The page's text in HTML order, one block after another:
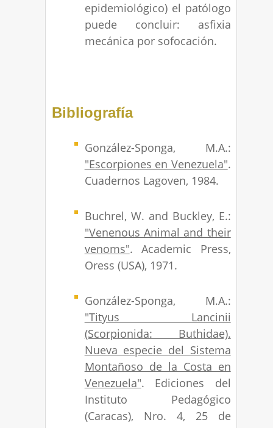
epidemiológico) el patólogo
puede concluir: asfixia
mecánica por sofocación.
Bibliografía
González-Sponga, M.A.:
"Escorpiones en Venezuela".
Cuadernos Lagoven, 1984.
Buchrel, W. and Buckley, E.:
"Venenous Animal and their
venoms". Academic Press,
Oress (USA), 1971.
González-Sponga, M.A.:
"Tityus Lancinii
(Scorpionida: Buthidae).
Nueva especie del Sistema
Montañoso de la Costa en
Venezuela". Ediciones del
Instituto Pedagógico
(Caracas), Nro. 4, 25 de